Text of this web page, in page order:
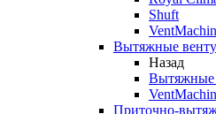
Shuft
Вытяжные
Назад
Вытяжные
Приточно-